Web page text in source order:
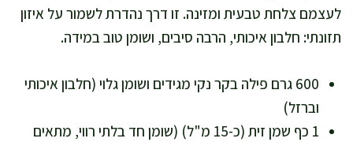
לעצמם צלחת טבעית ומזינה. זו דרך נהדרת לשמור על איזון
תזונתי: חלבון איכותי, הרבה סיבים, ושומן טוב במידה.
600 גרם פילה בקר נקי מגידים ושומן גלוי (חלבון איכותי
וברזל)
1 כף שמן זית (כ-15 מ"ל) (שומן חד בלתי רווי, מתאים